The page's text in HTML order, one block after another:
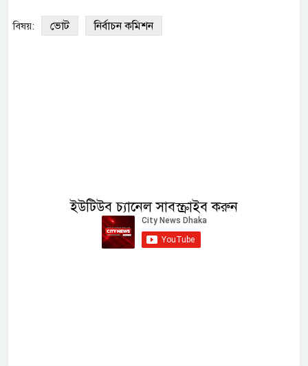
বিষয়: ভোট নির্বাচন কমিশন
ইউটিউব চ্যানেল সাবস্ক্রাইব করুন